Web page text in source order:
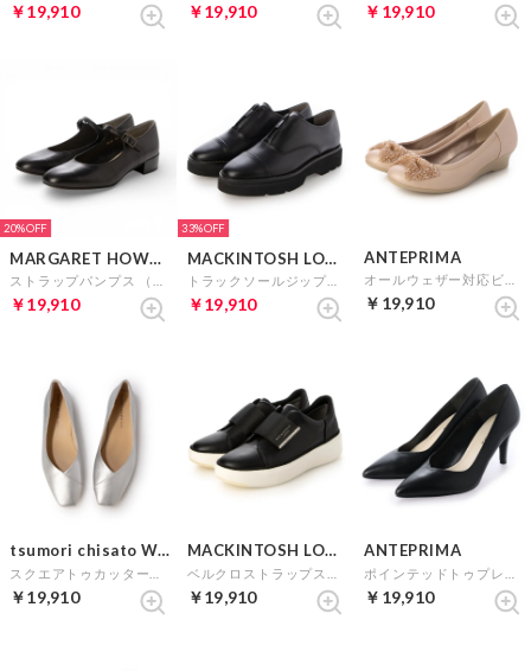
￥19,910 ￥19,910 ￥19,910
20%
MARGARET HOWELL idea
￥19,910
33%
MACKINTOSH LONDON
￥19,910
ANTEPRIMA
￥19,910
tsumori chisato WALK
￥19,910
MACKINTOSH LONDON
￥19,910
ANTEPRIMA
￥19,910